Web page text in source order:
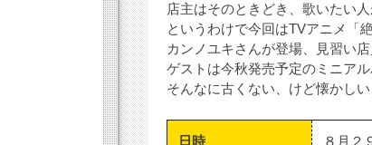
店主はそのときどき、歌いたい人
というわけで今回はTVアニメ「
カンノユキさんが登場、見習い
ゲストは今秋発売予定のミニア
そんなに古くない、けど懐かし
日時 ８月２